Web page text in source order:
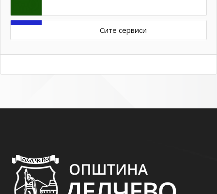
Сите сервиси